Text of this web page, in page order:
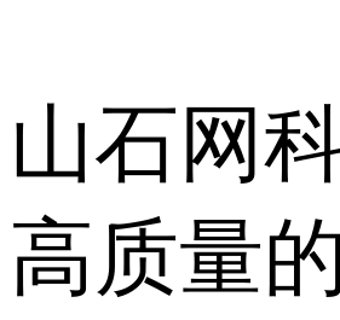
山石网
高质量